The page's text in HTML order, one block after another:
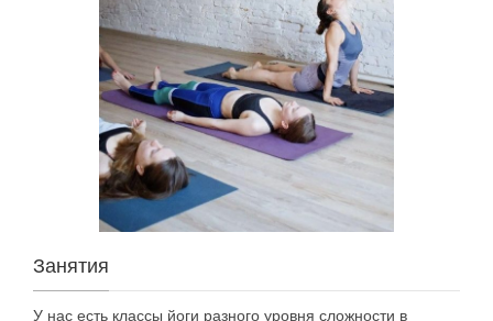
Занятия
У нас есть классы йоги разного уровня сложности в